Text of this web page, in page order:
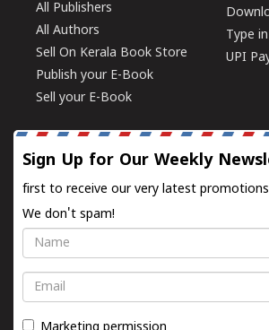
All Publishers
All Authors
Sell On Kerala Book Store
Publish your E-Book
Sell your E-Book
Type
UPI
Sign Up for Our Weekly
first to receive our very latest
We don't spam!
Name
Email